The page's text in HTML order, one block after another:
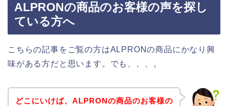
ALPRONの商品のお客様の声を探し
ている方へ
こちらの記事をご覧の方はALPRONの商品にかなり興
味がある方だと思います。でも、、、。
どこにいけば、ALPRONの商品のお客様の